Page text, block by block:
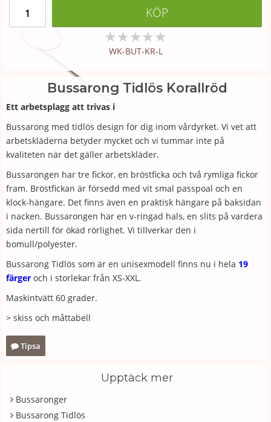
KÖP
★★★★★
WK-BUT-KR-L
Bussarong Tidlös Korallröd
Ett arbetsplagg att trivas i
Bussarong med tidlös design för dig inom vårdyrket. Vi vet att
arbetskläderna betyder mycket och vi tummar inte på
kvaliteten när det gäller arbetskläder.
Bussarongen har tre fickor, en bröstficka och två rymliga fickor
fram. Bröstfickan är försedd med vit smal passpoal och en
klock-hängare. Det finns även en praktisk hängare på baksidan
i nacken. Bussarongen har en v-ringad hals, en slits på vardera
sida nertill för ökad rörlighet. Vi tillverkar den i
bomull/polyester.
Bussarong Tidlös som är en unisexmodell finns nu i hela 19
färger och i storlekar från XS-XXL.
Maskintvätt 60 grader.
> skiss och måttabell
Tipsa
Upptäck mer
Bussaronger
Bussarong Tidlös